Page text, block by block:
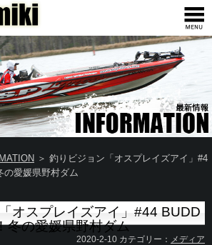
＞ 釣りビジョン「オスプレイズアイ」#4
の愛媛県野村ダム
オスプレイズアイ」#44 BUDD
冬の愛媛県野村ダム
2020-2-10 カテゴリー： メディア